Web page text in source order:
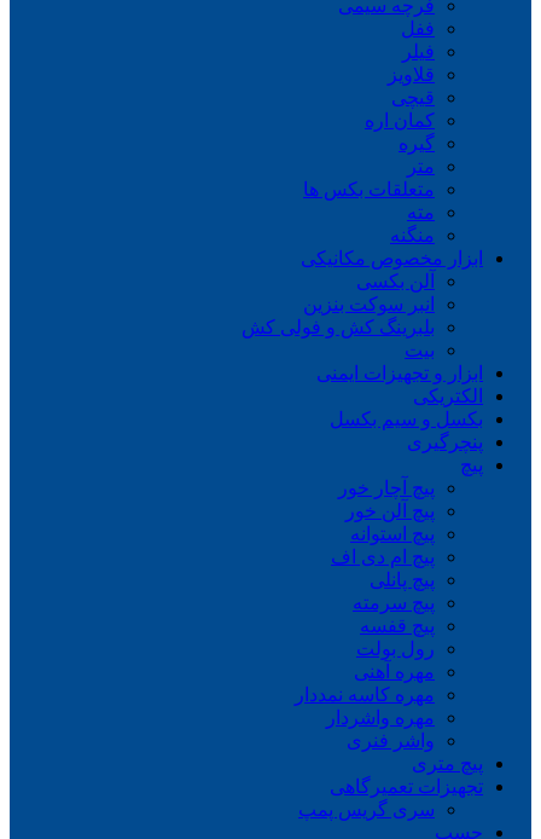
فرچه سیمی
ففل
فیلر
قلاویز
قیچی
کمان اره
گیره
متر
متعلقات بکس ها
مته
منگنه
ابزار مخصوص مکانیکی
آلن بکسی
انبر سوکت بنزین
بلبرینگ کش و فولی کش
بیت
ابزار و تجهیزات ایمنی
الکتریکی
بکسل و سیم بکسل
پنچرگیری
پیچ
پیچ آچار خور
پیچ آلن خور
پیچ استوانه
پیچ ام دی اف
پیچ پانلی
پیچ سرمته
پیچ قفسه
رول بولت
مهره آهنی
مهره کاسه نمددار
مهره واشردار
واشر فنری
پیچ متری
تجهیزات تعمیرگاهی
سری گریس پمپ
چسب